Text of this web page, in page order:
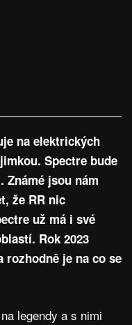
na elektrických
Spectre bude
Známé jsou nám
že RR nic
už má i své
Rok 2023
je na co se
legendy a s nimi